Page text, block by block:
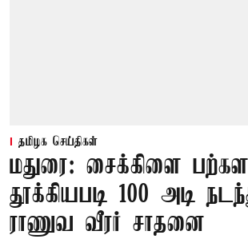
தமிழக செய்திகள்
மதுரை: சைக்கிளை
தூக்கியபடி 100 அடி
ராணுவ வீரர் சாதனை